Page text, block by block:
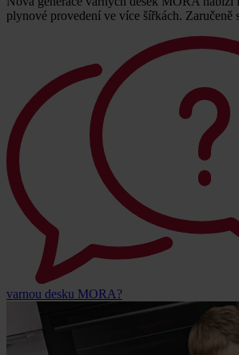
plynové provedení ve více šířkách. Zaručeně
varnou desku MORA?